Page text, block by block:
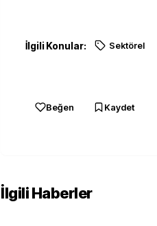
İlgili Konular: Sektörel
Beğen Kaydet
İlgili Haberler